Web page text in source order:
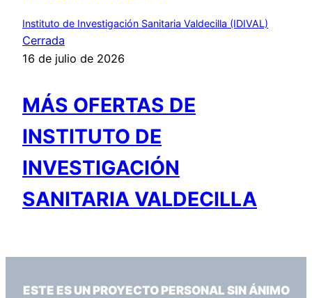
Instituto de Investigación Sanitaria Valdecilla (IDIVAL)
Cerrada
16 de julio de 2026
MÁS OFERTAS DE
INSTITUTO DE
INVESTIGACIÓN
SANITARIA VALDECILLA
ESTE ES UN PROYECTO PERSONAL SIN ÁNIMO